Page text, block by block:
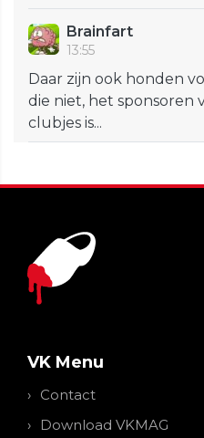
Brainfart
13:55
Daar zijn ook honden
die niet, het sponsoren
clubjes is...
VK Menu
Contact
Download VKMAG